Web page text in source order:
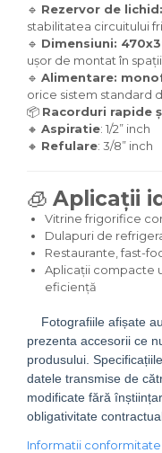
🔹 Rezervor de
stabilitatea circuitului
🔹 Dimensiuni:
ușor de montat în
🔹 Alimentare:
orice sistem standard
📦 Racorduri rapide
🔸 Aspiratie: 1/2” inch
🔸 Refulare: 3/8” inch
🧊 Aplicații
Vitrine frigorifice
Dulapuri de
Restaurante, fast-
Aplicații compacte
eficiență
Fotografiile afișate
prezenta accesorii ce
produsului.
datele transmise de
modificate fără
obligativitate
Informatii